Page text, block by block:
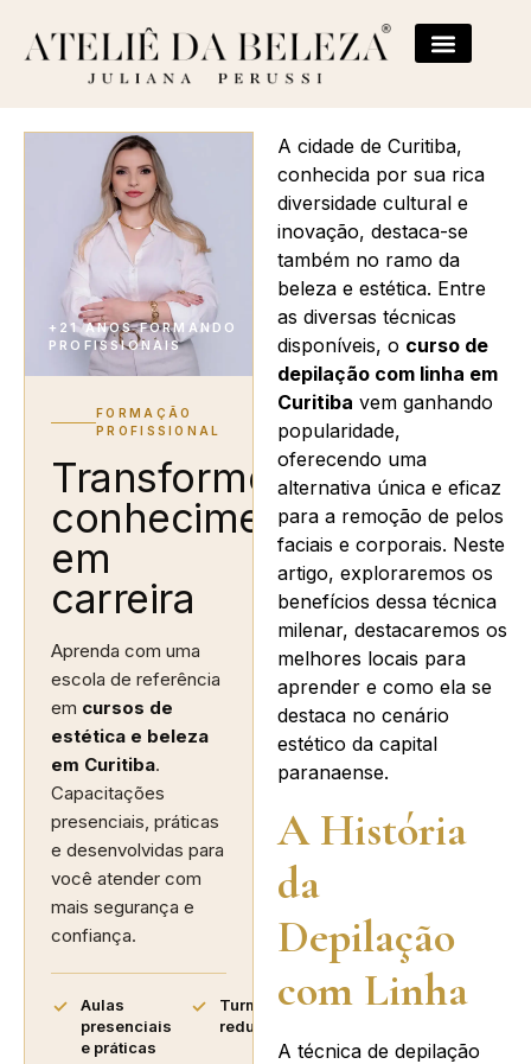
+21 ANOS FORMANDO
PROFISSIONAIS
FORMAÇÃO
PROFISSIONAL
Transforme
conhecimento
em
carreira
Aprenda com uma
escola de referência
em cursos de
estética e beleza
em Curitiba.
Capacitações
presenciais, práticas
e desenvolvidas para
você atender com
mais segurança e
confiança.
Aulas
presenciais
e práticas
Turmas
reduzidas
A cidade de Curitiba,
conhecida por sua rica
diversidade cultural e
inovação, destaca-se
também no ramo da
beleza e estética. Entre
as diversas técnicas
disponíveis, o curso de
depilação com linha em
Curitiba vem ganhando
popularidade,
oferecendo uma
alternativa única e eficaz
para a remoção de pelos
faciais e corporais. Neste
artigo, exploraremos os
benefícios dessa técnica
milenar, destacaremos os
melhores locais para
aprender e como ela se
destaca no cenário
estético da capital
paranaense.
A História
da
Depilação
com Linha
A técnica de depilação